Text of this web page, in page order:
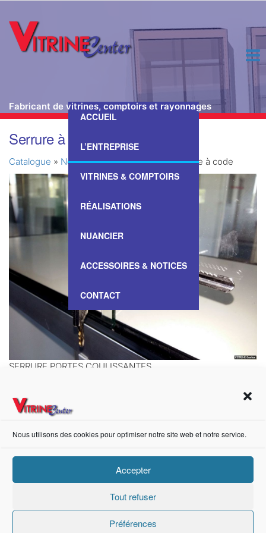
Nous utilisons des cookies pour optimiser notre site web et notre service.
Accepter
Tout refuser
Préférences
Fabricant de vitrines, comptoirs et rayonnages
ACCUEIL
L’ENTREPRISE
VITRINES & COMPTOIRS
RÉALISATIONS
NUANCIER
ACCESSOIRES & NOTICES
CONTACT
Serrure à code
Catalogue » Nos Vitrines & Comptoirs»Serrure à code
SERRURE PORTES COULISSANTES
Prix à partir de :
https://fr-fr.facebook.com/pages/category/Metal-Supplier/Vitrine-Center-1847745018840053/
Création de sites internet Advanced Informatique © 2021.